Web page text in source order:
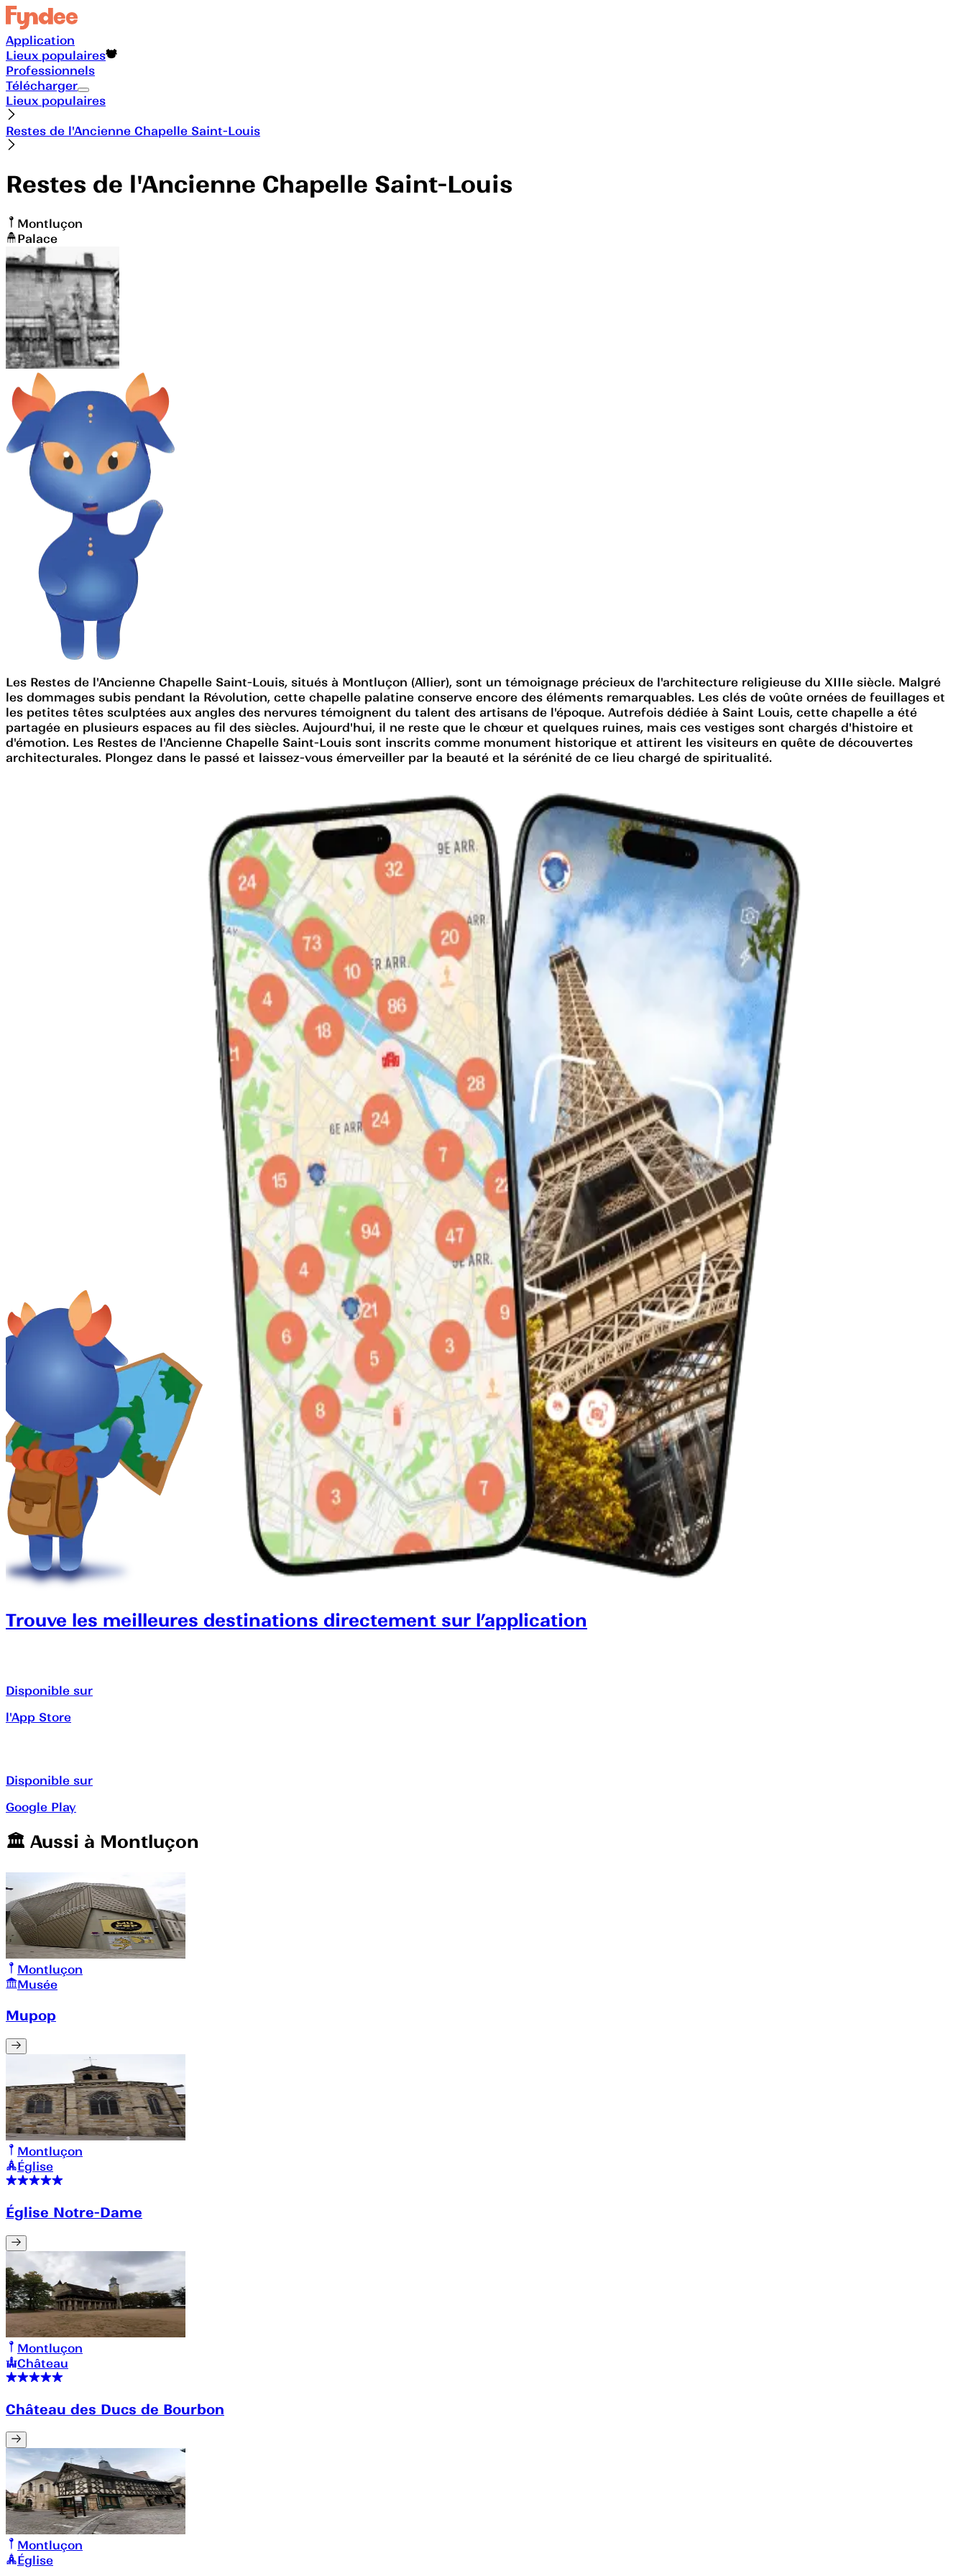
Application
Lieux populaires
Professionnels
Télécharger
Lieux populaires
Restes de l'Ancienne Chapelle Saint-Louis
Restes de l'Ancienne Chapelle Saint-Louis
Montluçon
Palace
Les Restes de l'Ancienne Chapelle Saint-Louis, situés à Montluçon (Allier), sont un témoignage précieux de l'architecture religieuse du XIIIe siècle. Malgré
les dommages subis pendant la Révolution, cette chapelle palatine conserve encore des éléments remarquables. Les clés de voûte ornées de feuillages et
les petites têtes sculptées aux angles des nervures témoignent du talent des artisans de l'époque. Autrefois dédiée à Saint Louis, cette chapelle a été
partagée en plusieurs espaces au fil des siècles. Aujourd'hui, il ne reste que le chœur et quelques ruines, mais ces vestiges sont chargés d'histoire et
d'émotion. Les Restes de l'Ancienne Chapelle Saint-Louis sont inscrits comme monument historique et attirent les visiteurs en quête de découvertes
architecturales. Plongez dans le passé et laissez-vous émerveiller par la beauté et la sérénité de ce lieu chargé de spiritualité.
Trouve les meilleures destinations directement sur l’application
Disponible sur
l'App Store
Disponible sur
Google Play
🏛️️ Aussi à Montluçon
Montluçon
Musée
Mupop
Montluçon
Église
Église Notre-Dame
Montluçon
Château
Château des Ducs de Bourbon
Montluçon
Église